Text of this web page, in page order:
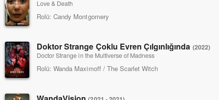
Love & Death
Rolü: Candy Montgomery
Doktor Strange Çoklu Evren Çılgınlığında (2022)
Doctor Strange in the Multiverse of Madness
Rolü: Wanda Maximoff / The Scarlet Witch